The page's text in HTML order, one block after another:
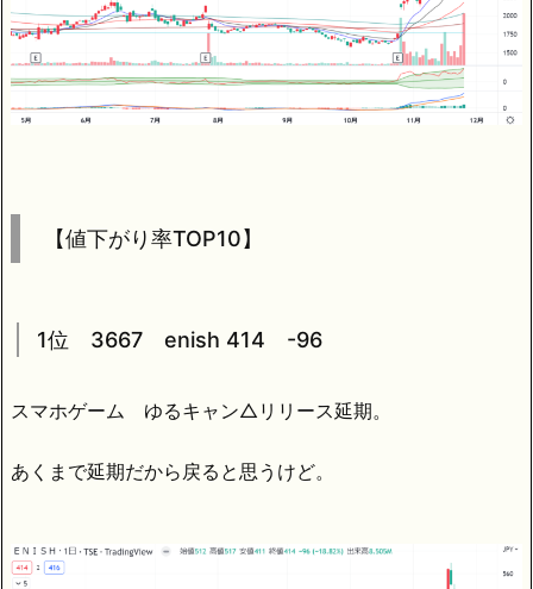
【値下がり率TOP10】
1位 3667 enish 414 -96
スマホゲーム ゆるキャン△リリース延期。
あくまで延期だから戻ると思うけど。